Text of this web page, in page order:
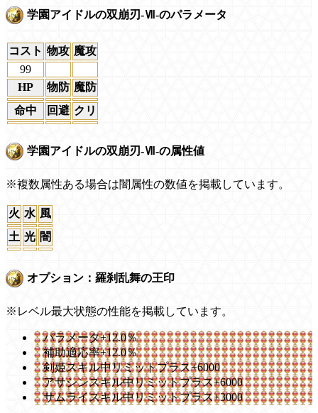
学園アイドルの双崩刃-Ⅶ-のパラメータ
コスト 物攻 魔攻
99
HP
物防 魔防
命中
回避 クリ
学園アイドルの双崩刃-Ⅶ-の属性値
※複数属性ある場合は闇属性の数値を掲載しています。
火 水 風
土 光 闇
オプション：羅刹乱舞の王印
※レベル最大状態の性能を掲載しています。
パラメータ+12.0％
補助適応率+12.0％
剣姫スキル中リミットプラス+6000
アサシンスキル中リミットプラス+6000
サムライスキル中リミットプラス+3000